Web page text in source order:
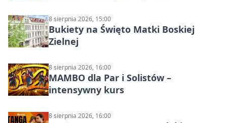
8 sierpnia 2026, 15:00
Bukiety na Święto Matki Boskiej
Zielnej
8 sierpnia 2026, 16:00
MAMBO dla Par i Solistów –
intensywny kurs
8 sierpnia 2026, 16:00